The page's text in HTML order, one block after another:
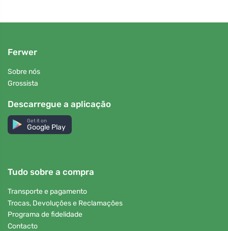
Ferwer
Sobre nós
Grossista
Descarregue a aplicação
Get it on
Google Play
Tudo sobre a compra
Transporte e pagamento
Trocas, Devoluções e Reclamações
Programa de fidelidade
Contacto